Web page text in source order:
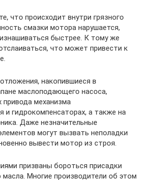
что происходит внутри грязного
смазки мотора нарушается,
быстрее. К тому же
что может привести к
накопившиеся в
маслоподающего насоса,
привода механизма
и гидрокомпенсаторах, а также на
Даже незначительные
могут вызвать неполадки
вывести мотор из строя.
призваны бороться присадки
Многие производители об этом